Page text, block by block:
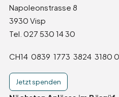
Napoleonstrasse 8
3930 Visp
Tel. 027 530 14 30
CH14 0839 1773 3824 3180 0
Jetzt spenden